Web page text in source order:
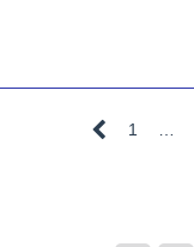
1 …